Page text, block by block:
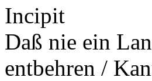
Incipit
Daß nie ein
entbehren /